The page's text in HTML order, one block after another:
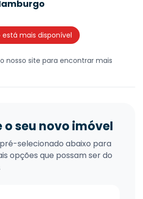
está mais disponível
nosso site para encontrar mais
o seu novo imóvel
selecionado abaixo para
opções que possam ser do